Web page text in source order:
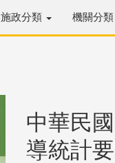
施政分類 機關分類
中華民
導統計